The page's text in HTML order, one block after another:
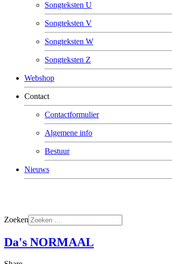
Songteksten U
Songteksten V
Songteksten W
Songteksten Z
Webshop
Contact
Contactformulier
Algemene info
Bestuur
Nieuws
Zoeken
Da's NORMAAL